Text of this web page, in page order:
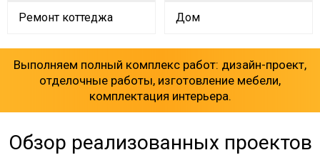
Ремонт коттеджа Дом
Выполняем полный комплекс работ: дизайн-проект,
отделочные работы, изготовление мебели,
комплектация интерьера.
Обзор реализованных проектов